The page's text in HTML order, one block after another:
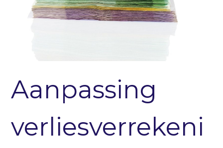
Aanpassing
verliesverrekeni